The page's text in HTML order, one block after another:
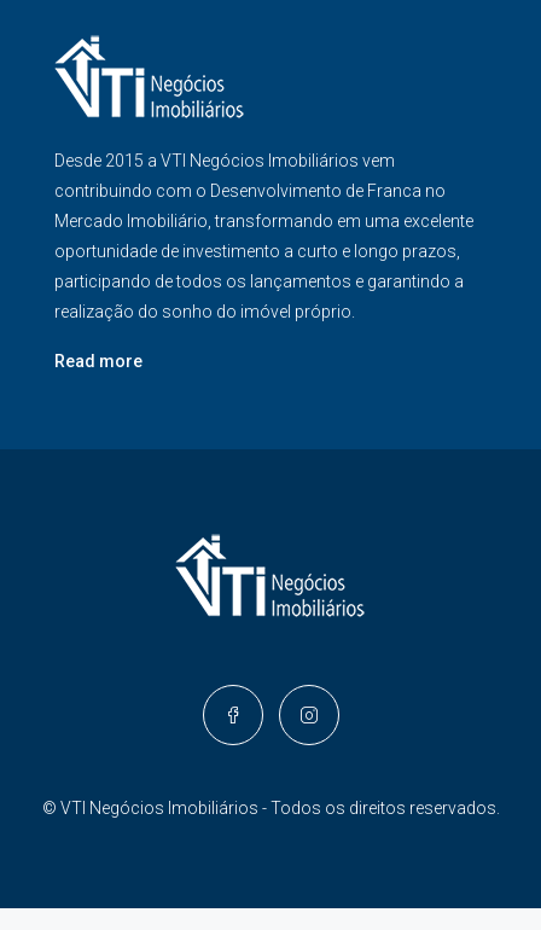
Desde 2015 a VTI Negócios Imobiliários vem
contribuindo com o Desenvolvimento de Franca no
Mercado Imobiliário, transformando em uma excelente
oportunidade de investimento a curto e longo prazos,
participando de todos os lançamentos e garantindo a
realização do sonho do imóvel próprio.
Read more
© VTI Negócios Imobiliários - Todos os direitos reservados.